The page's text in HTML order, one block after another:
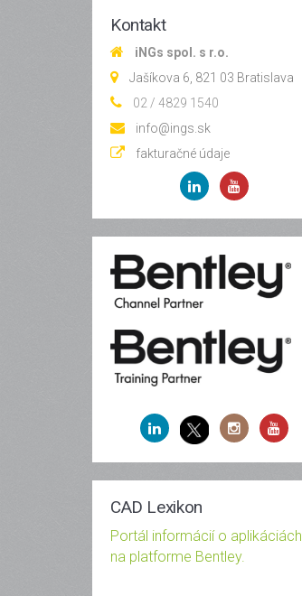
Kontakt
iNGs spol. s r.o.
Jašíkova 6, 821 03 Bratislava
02 / 4829 1540
info@ings.sk
fakturačné údaje
CAD Lexikon
Portál informácií o aplikáciách
na platforme Bentley.